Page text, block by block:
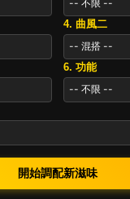
4. 曲風二
6. 功能
開始調配新滋味